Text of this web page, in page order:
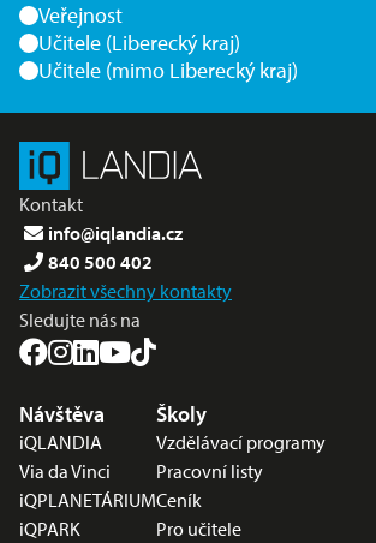
Veřejnost
Učitele (Liberecký kraj)
Učitele (mimo Liberecký kraj)
Kontakt
info@iqlandia.cz
840 500 402
Zobrazit všechny kontakty
Sledujte nás na
Nabídka v zápatí
Návštěva
iQLANDIA
Via da Vinci
iQPLANETÁRIUM
iQPARK
Školy
Vzdělávací programy
Pracovní listy
Ceník
Pro učitele